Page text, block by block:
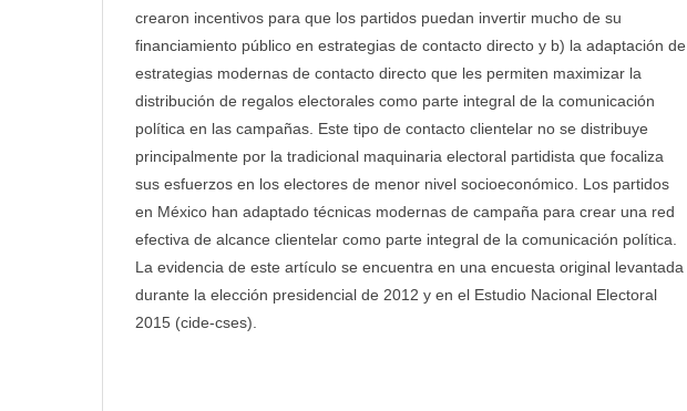
crearon incentivos para que los partidos puedan invertir mucho de su
financiamiento público en estrategias de contacto directo y b) la adaptación de
estrategias modernas de contacto directo que les permiten maximizar la
distribución de regalos electorales como parte integral de la comunicación
política en las campañas. Este tipo de contacto clientelar no se distribuye
principalmente por la tradicional maquinaria electoral partidista que focaliza
sus esfuerzos en los electores de menor nivel socioeconómico. Los partidos
en México han adaptado técnicas modernas de campaña para crear una red
efectiva de alcance clientelar como parte integral de la comunicación política.
La evidencia de este artículo se encuentra en una encuesta original levantada
durante la elección presidencial de 2012 y en el Estudio Nacional Electoral
2015 (cide-cses).